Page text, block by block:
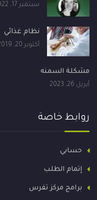
سبتمبر 17, 2022
نظام غذائي
أكتوبر 20, 2019
مشكلة السمنه
أبريل 26, 2023
روابط خاصة
حسابي
إتمام الطلب
برامج مركز تفرس